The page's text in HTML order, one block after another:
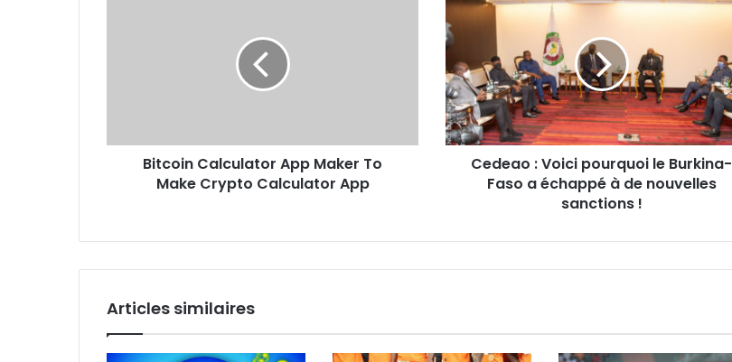
Bitcoin Calculator App Maker To
Make Crypto Calculator App
Cedeao : Voici pourquoi le Burkina-
Faso a échappé à de nouvelles
sanctions !
Articles similaires